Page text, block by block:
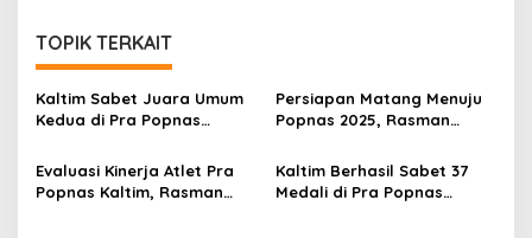
TOPIK TERKAIT
Kaltim Sabet Juara Umum
Kedua di Pra Popnas
Apresiasi Prestasi Atlet
Tinju
Persiapan Matang Menuju
Popnas 2025, Rasman
Kondisi Fisik Atlet
Evaluasi Kinerja Atlet Pra
Popnas Kaltim, Rasman
Kaltim Berhasil Sabet 37
Medali di Pra Popnas